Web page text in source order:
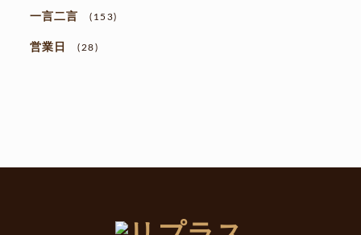
一言二言 (153)
営業日 (28)